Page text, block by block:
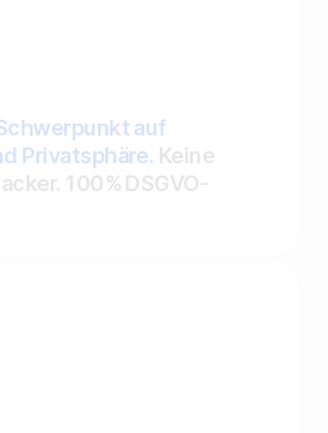
auf
Privatsphäre. Keine
100% DSGVO-